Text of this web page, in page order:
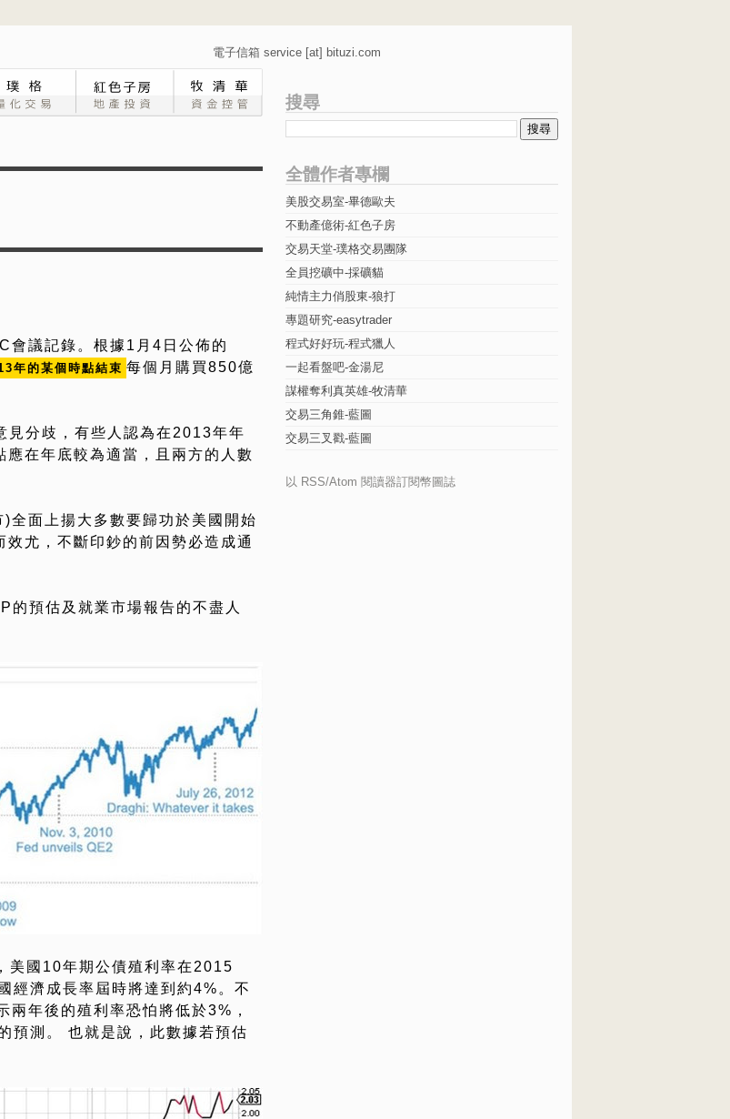
電子信箱 service [at] bituzi.com
會議記錄。根據1月4日公佈的
年的某個時點結束 每個月購買850億
見分歧，有些人認為在2013年年
在年底較為適當，且兩方的人數
全面上揚大多數要歸功於美國開始
尤，不斷印鈔的前因勢必造成通
的預估及就業市場報告的不盡人
美國10年期公債殖利率在2015
經濟成長率屆時將達到約4%。不
年後的殖利率恐怕將低於3%，
預測。 也就是說，此數據若預估
搜尋
全體作者專欄
美股交易室-畢德歐夫
不動產億術-紅色子房
交易天堂-璞格交易團隊
全員挖礦中-採礦貓
純情主力俏股東-狼打
專題研究-easytrader
程式好好玩-程式獵人
一起看盤吧-金湯尼
謀權奪利真英雄-牧清華
交易三角錐-藍圖
交易三叉戳-藍圖
以 RSS/Atom 閱讀器訂閱幣圖誌